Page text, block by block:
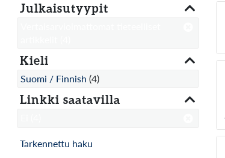
Julkaisutyypit
Kieli
Suomi / Finnish (4)
Linkki saatavilla
Tarkennettu haku